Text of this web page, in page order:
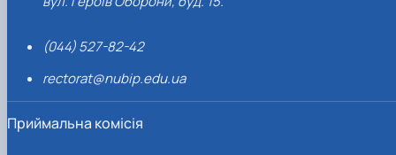
(044) 527-82-42
rectorat@nubip.edu.ua
Приймальна комісія